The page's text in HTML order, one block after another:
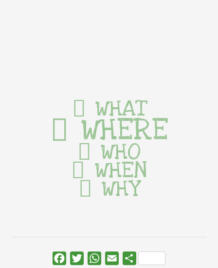
WHAT
WHERE
WHO
WHEN
WHY
FacebookTwitterWhatsApp
Email Share